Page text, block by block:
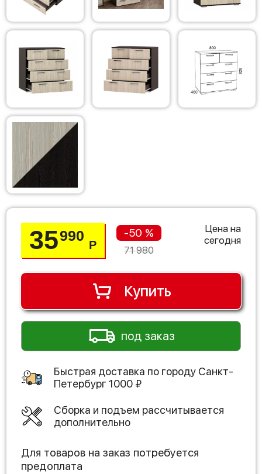
35990
Р
-50 %
71 980
Цена на
сегодня
Купить
под заказ
Быстрая доставка по городу Санкт-
Петербург1000 ₽
Сборка и подъем рассчитывается
дополнительно
Для товаров на заказ потребуется
предоплата